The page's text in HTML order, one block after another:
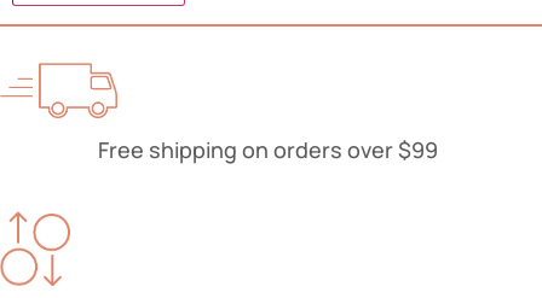
Free shipping on orders over $99